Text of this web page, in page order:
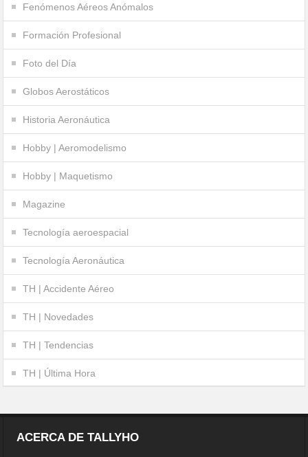
Fenómenos Aéreos Anómalos
Formación Profesional
Foto del Día
Globos Aerostáticos
Historia Aeronáutica
Hobby | Aeromodelismo
Hobby | Maquetismo
Magazine
Tecnología aeroespacial
Tecnología Aeronáutica
TH | Accidente Aéreo
TH | Novedades
TH | Tendencias
TH | Última Hora
ACERCA DE TALLYHO